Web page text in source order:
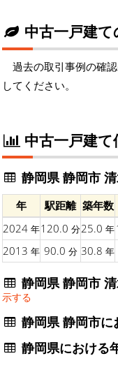
中古一戸建
過去の取引事例の確
してください。
中古一戸建
静岡県 静岡市
年 駅距離 築年数
2024 年120.0 分25.0 年
2013 年 90.0 分 30.8 年
静岡県 静岡市
示する
静岡県 静岡市
静岡県におけ